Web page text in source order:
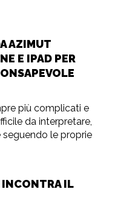
AZIMUT
E IPAD PER
più complicati e
da interpretare,
seguendo le proprie
INCONTRA IL